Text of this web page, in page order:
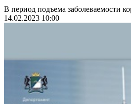
В период подъема заболеваемости
14.02.2023 10:00